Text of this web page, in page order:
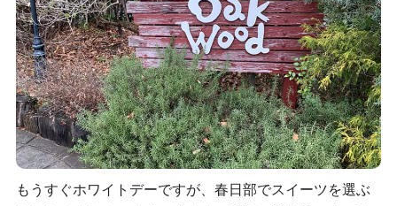
もうすぐホワイトデーですが、春日部でスイーツを選ぶ